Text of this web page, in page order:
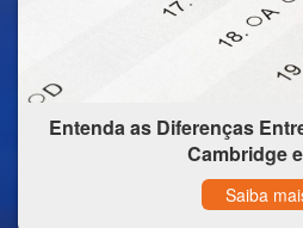
Entenda as Diferenças
Cambridge
Saiba